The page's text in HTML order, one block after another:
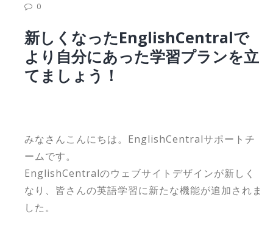
0
新しくなったEnglishCentralで
より自分にあった学習プランを立
てましょう！
みなさんこんにちは。EnglishCentralサポートチ
ームです。
EnglishCentralのウェブサイトデザインが新しく
なり、皆さんの英語学習に新たな機能が追加されま
した。